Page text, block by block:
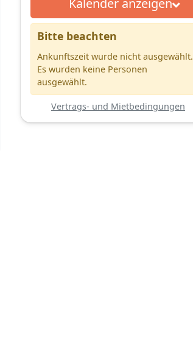
Kalender anzeigen
Bitte beachten
Ankunftszeit wurde nicht ausgewählt.
Es wurden keine Personen
ausgewählt.
Vertrags- und Mietbedingungen